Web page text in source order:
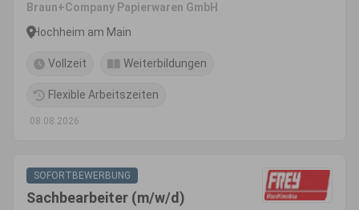
Braun+Company Papierwaren GmbH
Hochheim am Main
Vollzeit Weiterbildungen
Flexible Arbeitszeiten
08.08.2026
SOFORTBEWERBUNG
Sachbearbeiter (m/w/d)